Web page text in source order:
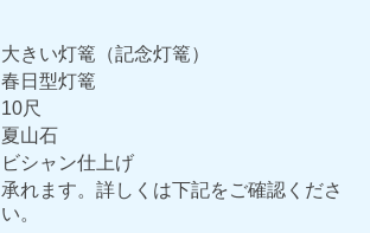
大きい灯篭（記念灯篭）
春日型灯篭
10尺
夏山石
ビシャン仕上げ
承れます。詳しくは下記をご確認くださ
い。